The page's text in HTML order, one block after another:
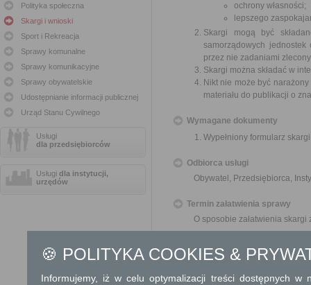
Polityka społeczna
Skargi i wnioski
Sport i Rekreacja
Sprawy komunalne
Sprawy komunikacyjne
Sprawy obywatelskie
Udostępnianie informacji publicznej
Urząd Stanu Cywilnego
Usługi
dla przedsiębiorców
Usługi dla instytucji,
urzędów
ochrony własności;
lepszego
Skargi mogą być
samorządowych
przez nie zadaniami
Skargi można składać w
Nikt nie może być
materiału do publikacji o
Wymagane dokumenty
Wypełniony formularz
Odbiorca usługi
Obywatel, Przedsiębiorca,
Termin załatwienia sprawy
O sposobie załatwienia
Dodatkowe
🍪 POLITYKA COOKIES &
Informujemy, iż w celu optymalizacji treści dostępnych w